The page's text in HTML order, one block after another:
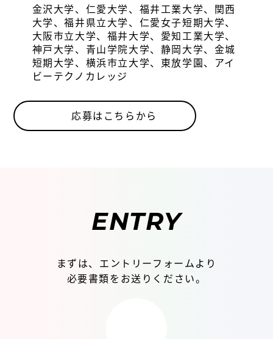
金沢大学、仁愛大学、福井工業大学、関西
大学、福井県立大学、仁愛女子短期大学、
大阪市立大学、福井大学、愛知工業大学、
神戸大学、青山学院大学、静岡大学、金城
短期大学、横浜市立大学、東放学園、アイ
ビーテクノカレッジ
応募はこちらから
ENTRY
まずは、エントリーフォームより
必要書類をお送りください。